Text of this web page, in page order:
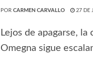
POR CARMEN CARVALLO 27 DE
Lejos de apagarse,
Omegna sigue